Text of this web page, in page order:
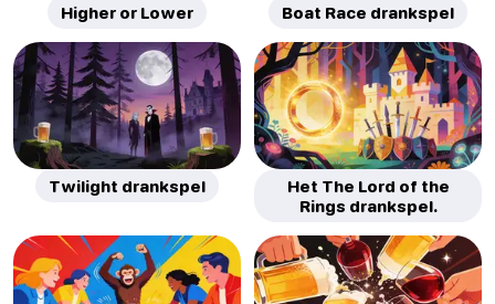
Higher or Lower Boat Race drankspel
Twilight drankspel
Het The Lord of the
Rings drankspel.